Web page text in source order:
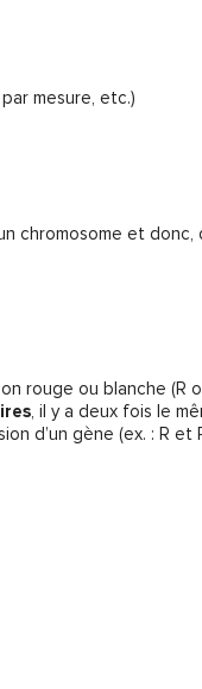
mesure, etc.)
chromosome et donc,
rouge ou blanche (R
, il y a deux fois le
d’un gène (ex. : R